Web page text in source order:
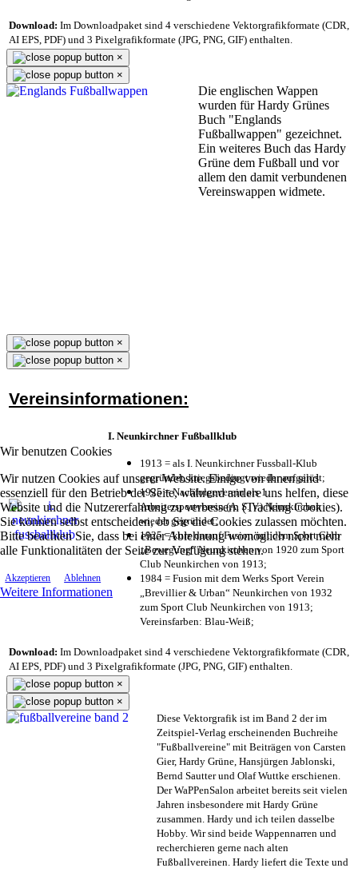
Wir benutzen Cookies
Wir nutzen Cookies auf unserer Website. Einige von ihnen sind
essenziell für den Betrieb der Seite, während andere uns helfen, diese
Website und die Nutzererfahrung zu verbessern (Tracking Cookies).
Sie können selbst entscheiden, ob Sie die Cookies zulassen möchten.
Bitte beachten Sie, dass bei einer Ablehnung womöglich nicht mehr
alle Funktionalitäten der Seite zur Verfügung stehen.
Akzeptieren Ablehnen
Weitere Informationen
Download: Im Downloadpaket sind 4 verschiedene Vektorgrafikformate (CDR,
AI EPS, PDF) und 3 Pixelgrafikformate (JPG, PNG, GIF) enthalten.
×
×
Die englischen Wappen
wurden für Hardy Grünes
Buch "Englands
Fußballwappen" gezeichnet.
Ein weiteres Buch das Hardy
Grüne dem Fußball und vor
allem den damit verbundenen
Vereinswappen widmete.
×
×
Vereinsinformationen:
I. Neunkirchner Fußballklub
1913 = als I. Neunkirchner Fussball-Klub
gegründet, kriegsbedingt wieder aufgelöst;
1925 = Nachfolgeverein als 1.
Arbeitersportverein (A. S. V.) Neunkirchen
wieder gegründet;
1925 = kurz darauf Fusion mit dem Sport Club
„Bewegung“ Neunkirchen von 1920 zum Sport
Club Neunkirchen von 1913;
1984 = Fusion mit dem Werks Sport Verein
„Brevillier & Urban“ Neunkirchen von 1932
zum Sport Club Neunkirchen von 1913;
Vereinsfarben: Blau-Weiß;
Download: Im Downloadpaket sind 4 verschiedene Vektorgrafikformate (CDR,
AI EPS, PDF) und 3 Pixelgrafikformate (JPG, PNG, GIF) enthalten.
×
×
Diese Vektorgrafik ist im Band 2 der im
Zeitspiel-Verlag erscheinenden Buchreihe
"Fußballvereine" mit Beiträgen von Carsten
Gier, Hardy Grüne, Hansjürgen Jablonski,
Bernd Sautter und Olaf Wuttke erschienen.
Der WaPPenSalon arbeitet bereits seit vielen
Jahren insbesondere mit Hardy Grüne
zusammen. Hardy und ich teilen dasselbe
Hobby. Wir sind beide Wappennarren und
recherchieren gerne nach alten
Fußballvereinen. Hardy liefert die Texte und